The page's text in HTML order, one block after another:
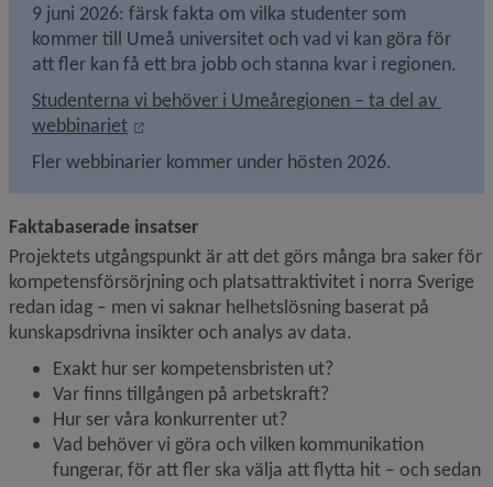
9 juni 2026: färsk fakta om vilka studenter som
kommer till Umeå universitet och vad vi kan göra för
att fler kan få ett bra jobb och stanna kvar i regionen.
Studenterna vi behöver i Umeåregionen – ta del av
webbinariet
Länk till annan webbplats, öppnas i nytt
Fler webbinarier kommer under hösten 2026.
Faktabaserade insatser
Projektets utgångspunkt är att det görs många bra saker för
kompetensförsörjning och platsattraktivitet i norra Sverige
redan idag – men vi saknar helhetslösning baserat på
kunskapsdrivna insikter och analys av data.
Exakt hur ser kompetensbristen ut?
Var finns tillgången på arbetskraft?
Hur ser våra konkurrenter ut?
Vad behöver vi göra och vilken kommunikation
fungerar, för att fler ska välja att flytta hit – och sedan